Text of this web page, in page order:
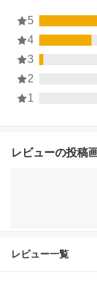
5
4
3
2
1
レビューの投稿
レビュー一覧